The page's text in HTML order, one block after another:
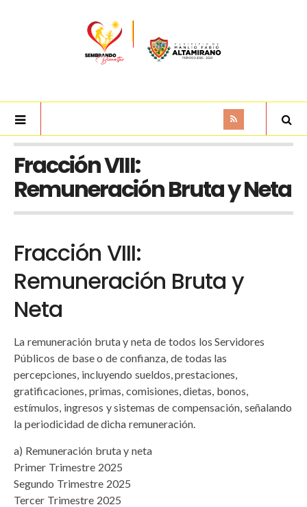
Fracción VIII:
Remuneración Bruta y Neta
Fracción VIII:
Remuneración Bruta y
Neta
La remuneración bruta y neta de todos los Servidores
Públicos de base o de confianza, de todas las
percepciones, incluyendo sueldos, prestaciones,
gratificaciones, primas, comisiones, dietas, bonos,
estímulos, ingresos y sistemas de compensación, señalando
la periodicidad de dicha remuneración.
a) Remuneración bruta y neta
Primer Trimestre 2025
Segundo Trimestre 2025
Tercer Trimestre 2025